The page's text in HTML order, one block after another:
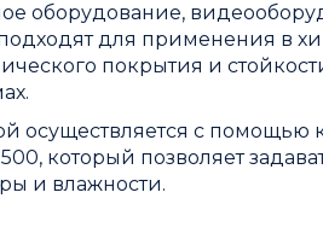
оборудование,
для применения в
покрытия и
осуществляется с
который позволяет
и влажности.